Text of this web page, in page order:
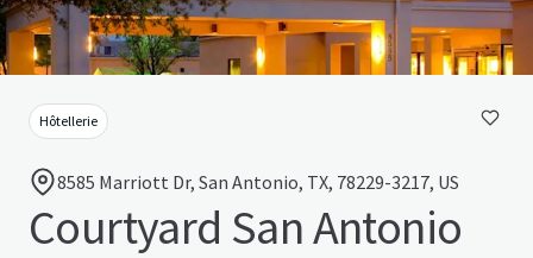
Hôtellerie
8585 Marriott Dr, San Antonio, TX, 78229-3217, US
Courtyard San Antonio